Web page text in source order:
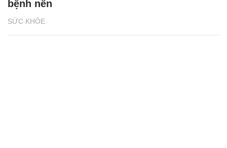
SỨC KHỎE
bệnh nền